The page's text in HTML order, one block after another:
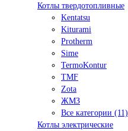
Котлы твердотопливные
Kentatsu
Kiturami
Protherm
Sime
TermoKontur
TMF
Zota
ЖМЗ
Все категории (11)
Котлы электрические